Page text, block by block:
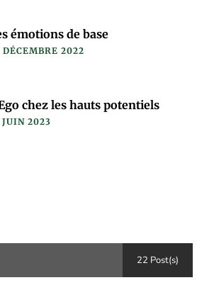
émotions de base
DÉCEMBRE 2022
chez les hauts potentiels
JUIN 2023
22 Post(s)